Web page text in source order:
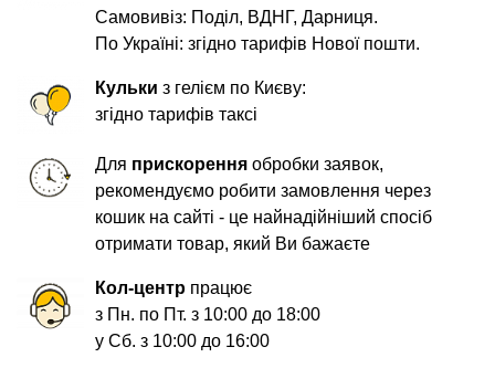
Самовивіз: Поділ, ВДНГ, Дарниця.
По Україні: згідно тарифів Нової пошти.
Кульки з гелієм по Києву:
згідно тарифів таксі
Для прискорення обробки заявок,
рекомендуємо робити замовлення через
кошик на сайті - це найнадійніший спосіб
отримати товар, який Ви бажаєте
Кол-центр працює
з Пн. по Пт. з 10:00 до 18:00
у Сб. з 10:00 до 16:00